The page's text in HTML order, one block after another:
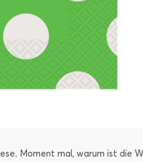
Moment mal, warum ist die